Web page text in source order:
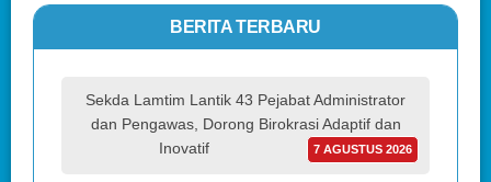
BERITA TERBARU
Sekda Lamtim Lantik 43 Pejabat Administrator
dan Pengawas, Dorong Birokrasi Adaptif dan
Inovatif
7 AGUSTUS 2026